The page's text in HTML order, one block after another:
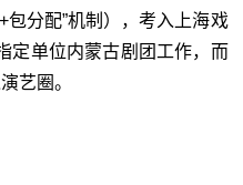
包分配”机制），考入上海戏
定单位内蒙古剧团工作，而
艺圈。